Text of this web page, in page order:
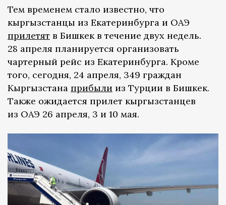
Тем временем стало известно, что
кыргызстанцы из Екатеринбурга и ОАЭ
прилетят в Бишкек в течение двух недель.
28 апреля планируется организовать
чартерный рейс из Екатеринбурга. Кроме
того, сегодня, 24 апреля, 349 граждан
Кыргызстана прибыли из Турции в Бишкек.
Также ожидается прилет кыргызстанцев
из ОАЭ 26 апреля, 3 и 10 мая.